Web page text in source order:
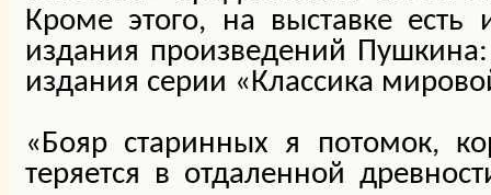
Кроме этого, на выставке есть
издания произведений
издания серии «Классика
«Бояр старинных я потомок,
теряется в отдаленной